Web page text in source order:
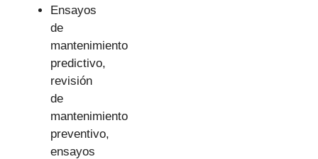
Ensayos
de
mantenimiento
predictivo,
revisión
de
mantenimiento
preventivo,
ensayos